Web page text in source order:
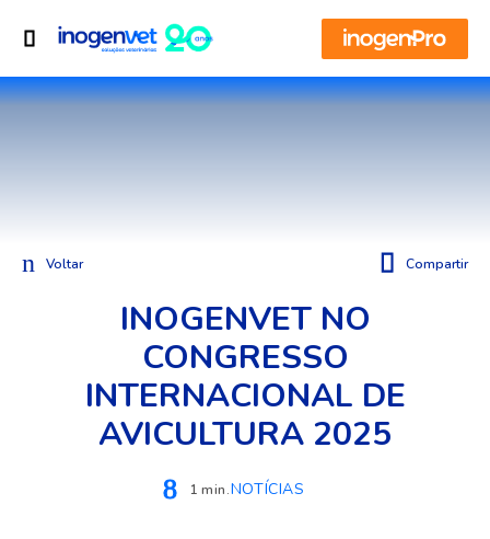
Voltar Compartir
INOGENVET NO
CONGRESSO
INTERNACIONAL DE
AVICULTURA 2025
NOTÍCIAS
1 min.